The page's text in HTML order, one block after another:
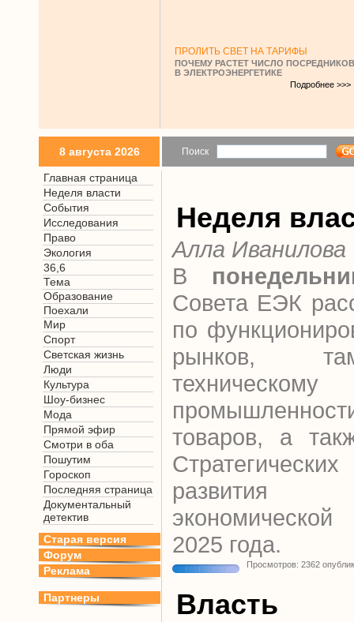
ПРОЛИТЬ СВЕТ НА ТАРИФЫ
ПОЧЕМУ РАСТЕТ ЧИСЛО ПОСРЕДНИКОВ
В ЭЛЕКТРОЭНЕРГЕТИКЕ
Подробнее >>>
8 августа 2026 Поиск
Главная страница
Неделя власти
События
Исследования
Право
Экология
36,6
Тема
Образование
Поехали
Мир
Спорт
Светская жизнь
Люди
Культура
Шоу-бизнес
Мода
Прямой эфир
Смотри в оба
Пошутим
Гороскоп
Последняя страница
Документальный
детектив
Старая версия
Форум
Реклама
Партнеры
Неделя
Алла Иванилова
В
Совета ЕЭК
по
рынков,
товаров, а
развития
2025 года.
Просмотров: 2362
Власть